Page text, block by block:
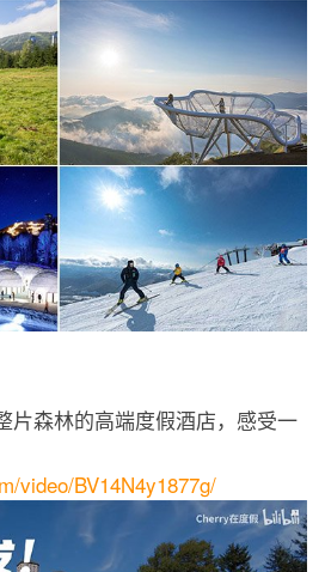
片森林的高端度假酒店，感受一
video/BV14N4y1877g/